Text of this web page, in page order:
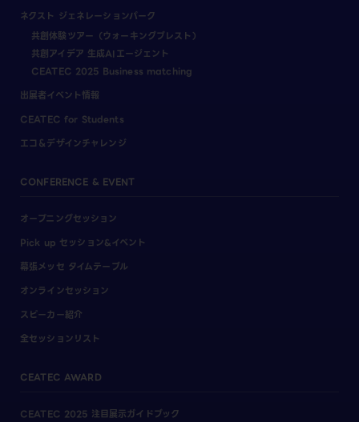
ネクスト ジェネレーションパーク
共創体験ツアー（ウォーキングブレスト）
共創アイデア 生成AIエージェント
CEATEC 2025 Business matching
出展者イベント情報
CEATEC for Students
エコ＆デザインチャレンジ
CONFERENCE & EVENT
オープニングセッション
Pick up セッション&イベント
幕張メッセ タイムテーブル
オンラインセッション
スピーカー紹介
全セッションリスト
CEATEC AWARD
CEATEC 2025 注目展示ガイドブック